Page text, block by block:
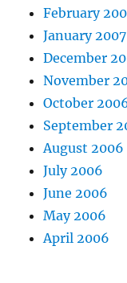
February
January 2007
December
November
October
September
August 2006
July 2006
June 2006
May 2006
April 2006